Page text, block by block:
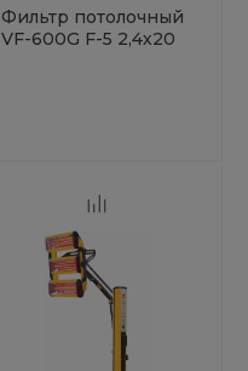
Фильтр потолочный
VF-600G F-5 2,4х20